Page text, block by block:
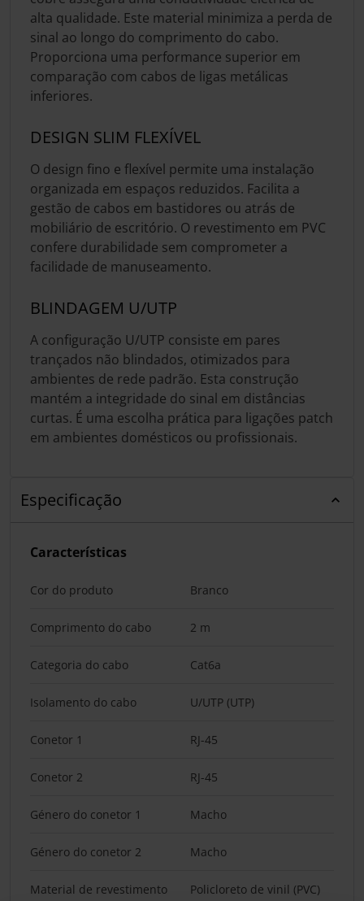
alta qualidade. Este material minimiza a perda de
sinal ao longo do comprimento do cabo.
Proporciona uma performance superior em
comparação com cabos de ligas metálicas
inferiores.
DESIGN SLIM FLEXÍVEL
O design fino e flexível permite uma instalação
organizada em espaços reduzidos. Facilita a
gestão de cabos em bastidores ou atrás de
mobiliário de escritório. O revestimento em PVC
confere durabilidade sem comprometer a
facilidade de manuseamento.
BLINDAGEM U/UTP
A configuração U/UTP consiste em pares
trançados não blindados, otimizados para
ambientes de rede padrão. Esta construção
mantém a integridade do sinal em distâncias
curtas. É uma escolha prática para ligações patch
em ambientes domésticos ou profissionais.
Especificação
Características
Cor do produto Branco
Comprimento do cabo 2 m
Categoria do cabo Cat6a
Isolamento do cabo U/UTP (UTP)
Conetor 1 RJ-45
Conetor 2 RJ-45
Género do conetor 1 Macho
Género do conetor 2 Macho
Material de revestimento Policloreto de vinil (PVC)